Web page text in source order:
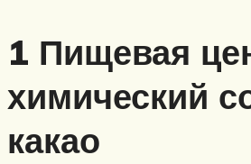
1 Пищевая
химический
какао